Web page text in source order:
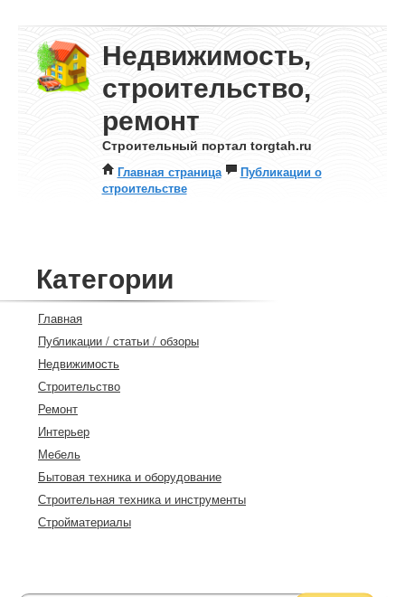
Недвижимость,
строительство,
ремонт
Строительный портал torgtah.ru
Главная страница
Публикации о
строительстве
Категории
Главная
Публикации / статьи / обзоры
Недвижимость
Строительство
Ремонт
Интерьер
Мебель
Бытовая техника и оборудование
Строительная техника и инструменты
Стройматериалы